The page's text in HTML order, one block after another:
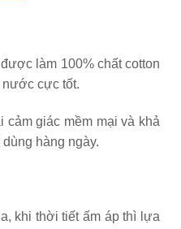
làm 100% chất cotton
nước cực tốt.
giác mềm mại và khả
hàng ngày.
khi thời tiết ấm áp thì lựa